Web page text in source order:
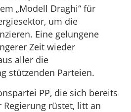
„Modell Draghi“ für
um die
Eine gelungene
Zeit wieder
aller die
stützenden Parteien.
PP, die sich bereits
rüstet, litt an